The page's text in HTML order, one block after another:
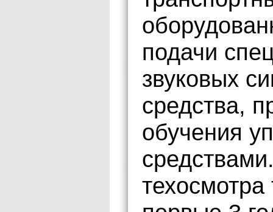
подачи
звуковых
средства,
обучения
техосмотра